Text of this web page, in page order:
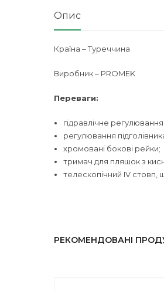
Опис
Країна – Туреччина
Виробник – PROMEK
Переваги:
гідравлічне
регулювання
хромовані бокові рейки;
тримач для пляшок з
телескопічний IV стовп,
РЕКОМЕНДОВАНІ